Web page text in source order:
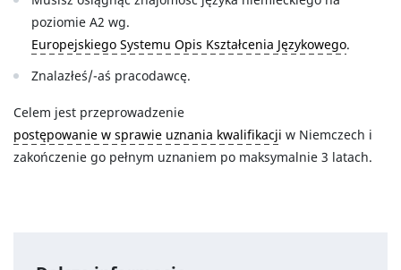
poziomie A2 wg.
Europejskiego Systemu Opis Kształcenia Językowego.
Znalazłeś/-aś pracodawcę.
Celem jest przeprowadzenie
postępowanie w sprawie uznania kwalifikacji w Niemczech i
zakończenie go pełnym uznaniem po maksymalnie 3 latach.